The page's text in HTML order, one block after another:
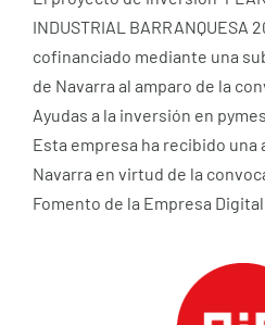
INDUSTRIAL BARRANQUESA
cofinanciado mediante una
de Navarra al amparo de la
Ayudas a la inversión en
Esta empresa ha recibido una
Navarra en virtud de la
Fomento de la Empresa Digital.